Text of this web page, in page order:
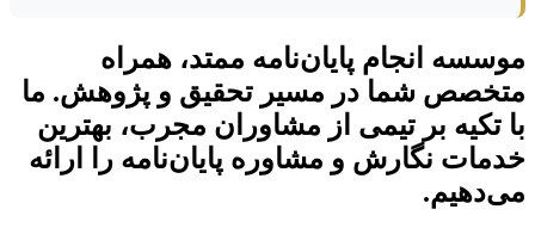
موسسه انجام پایان‌نامه ممتد، همراه
متخصص شما در مسیر تحقیق و پژوهش. ما
با تکیه بر تیمی از مشاوران مجرب، بهترین
خدمات نگارش و مشاوره پایان‌نامه را ارائه
می‌دهیم.